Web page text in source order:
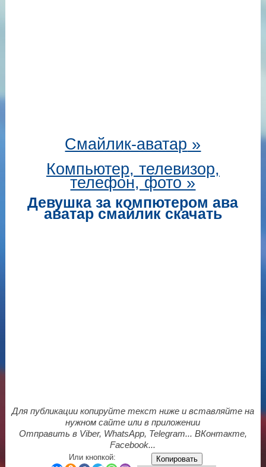
Смайлик-аватар »
Компьютер, телевизор,
телефон, фото »
Девушка за компютером ава
аватар смайлик скачать
Для публикации копируйте текст ниже и вставляйте на
нужном сайте или в приложении
Отправить в Viber, WhatsApp, Telegram... ВКонтакте,
Facebook...
Или кнопкой: Копировать